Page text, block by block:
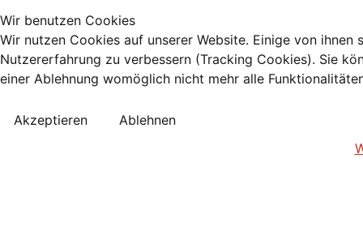
Wir benutzen Cookies
Wir nutzen Cookies auf unserer Website. Einige von
Nutzererfahrung zu verbessern (Tracking Cookies). Sie
einer Ablehnung womöglich nicht mehr alle
Akzeptieren
Ablehnen